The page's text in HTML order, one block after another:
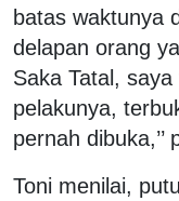
batas waktunya
delapan orang
Saka Tatal,
pelakunya,
pernah dibuka,’’
Toni menilai,